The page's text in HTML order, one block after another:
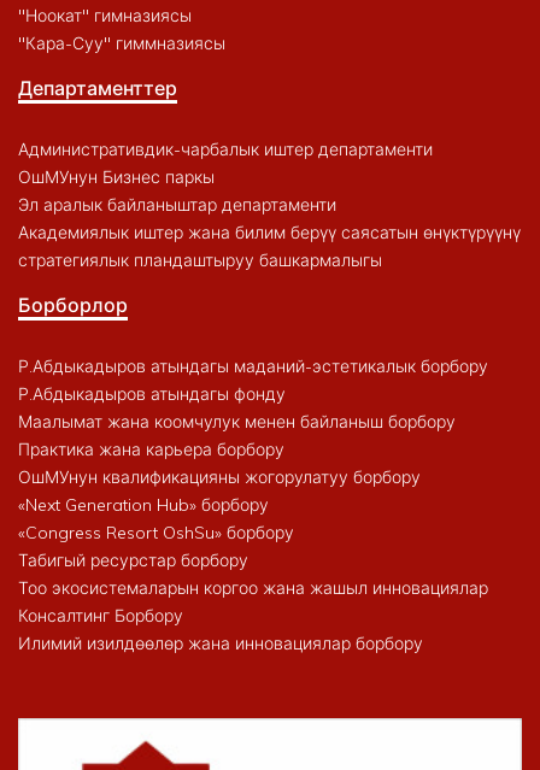
"Ноокат" гимназиясы
"Кара-Суу" гиммназиясы
Департаменттер
Административдик-чарбалык иштер департаменти
ОшМУнун Бизнес паркы
Эл аралык байланыштар департаменти
Академиялык иштер жана билим берүү саясатын өнүктүрүүнү
стратегиялык пландаштыруу башкармалыгы
Борборлор
Р.Абдыкадыров атындагы маданий-эстетикалык борбору
Р.Абдыкадыров атындагы фонду
Маалымат жана коомчулук менен байланыш борбору
Практика жана карьера борбору
ОшМУнун квалификацияны жогорулатуу борбору
«Next Generation Hub» борбору
«Congress Resort OshSu» борбору
Табигый ресурстар борбору
Тоо экосистемаларын коргоо жана жашыл инновациялар
Консалтинг Борбору
Илимий изилдөөлөр жана инновациялар борбору